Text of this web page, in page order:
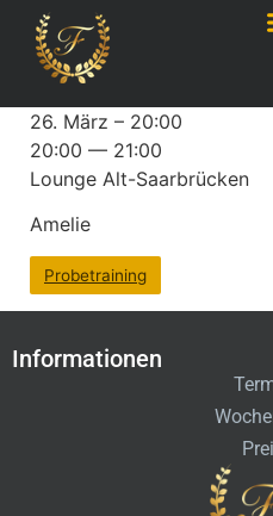
26. März – 20:00
20:00 — 21:00
Lounge Alt-Saarbrücken
Amelie
Probetraining
Informationen